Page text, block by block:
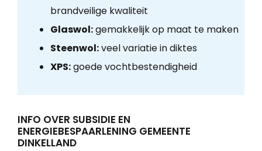
brandveilige kwaliteit
Glaswol:gemakkelijk op maat te maken
Steenwol:veel variatie in diktes
XPS:goede vochtbestendigheid
INFO OVER SUBSIDIE EN
ENERGIEBESPAARLENING GEMEENTE
DINKELLAND